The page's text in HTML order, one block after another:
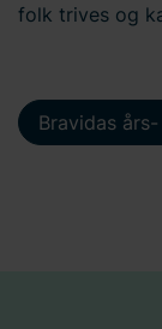
folk trives og
Bravidas